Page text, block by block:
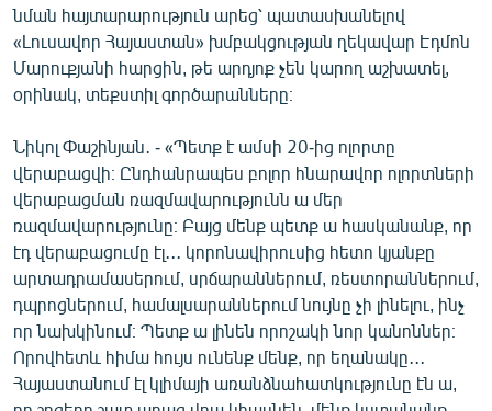
ՓՈԴՔԱՍԹ
Հայերեն
Русский
ՀԵՏԵՎԵՔ ՄԵԶ
«Ազատության» բոլոր կայքերը
նման հայտարարություն արեց՝ պատասխանելով
«Լուսավոր Հայաստան» խմբակցության ղեկավար Էդմոն
Մարուքյանի հարցին, թե արդյոք չեն կարող աշխատել,
օրինակ, տեքստիլ գործարանները։
Նիկոլ Փաշինյան․ - «Պետք է ամսի 20-ից ոլորտը
վերաբացվի։ Ընդհանրապես բոլոր հնարավոր ոլորտների
վերաբացման ռազմավարությունն ա մեր
ռազմավարությունը։ Բայց մենք պետք ա հասկանանք, որ
էդ վերաբացումը էլ․․․ կորոնավիրուսից հետո կյանքը
արտադրամասերում, սրճարաններում, ռեստորաններում,
դպրոցներում, համալսարաններում նույնը չի լինելու, ինչ
որ նախկինում։ Պետք ա լինեն որոշակի նոր կանոններ։
Որովհետև հիմա հույս ունենք մենք, որ եղանակը․․․
Հայաստանում էլ կլիմայի առանձնահատկությունը էն ա,